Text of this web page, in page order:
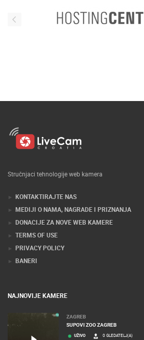
Stručnjaci tehnologije web kamera
KONTAKTIRAJTE NAS
MEDIJI O NAMA, NAGRADE I PRIZNANJA
DONACIJE ZA NOVE WEB KAMERE
TERMS OF USE
PRIVACY POLICY
BANERI
NAJNOVIJE KAMERE
ZAGREB
SUPOVI ZOO ZAGREB
UŽIVO 0 GLEDATELJ(A)